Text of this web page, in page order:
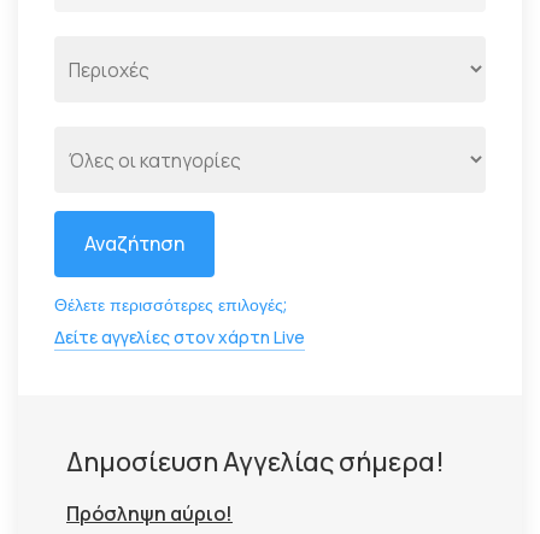
Αναζήτηση
Θέλετε περισσότερες επιλογές;
Δείτε αγγελίες στον χάρτη Live
Δημοσίευση Αγγελίας σήμερα!
Πρόσληψη αύριο!